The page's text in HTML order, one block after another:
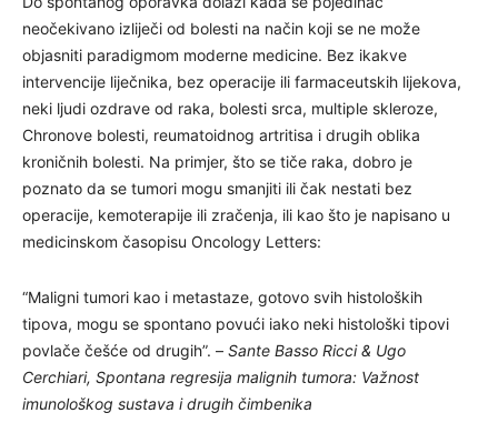
neočekivano izliječi od bolesti na način koji se ne može
objasniti paradigmom moderne medicine. Bez ikakve
intervencije liječnika, bez operacije ili farmaceutskih lijekova,
neki ljudi ozdrave od raka, bolesti srca, multiple skleroze,
Chronove bolesti, reumatoidnog artritisa i drugih oblika
kroničnih bolesti. Na primjer, što se tiče raka, dobro je
poznato da se tumori mogu smanjiti ili čak nestati bez
operacije, kemoterapije ili zračenja, ili kao što je napisano u
medicinskom časopisu Oncology Letters:
“Maligni tumori kao i metastaze, gotovo svih histoloških
tipova, mogu se spontano povući iako neki histološki tipovi
povlače češće od drugih”. – Sante Basso Ricci & Ugo
Cerchiari, Spontana regresija malignih tumora: Važnost
imunološkog sustava i drugih čimbenika